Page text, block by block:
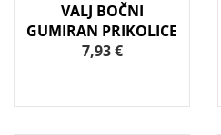
VALJ BOČNI
GUMIRAN PRIKOLICE
7,93 €